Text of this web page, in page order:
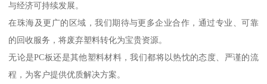
与经济可持续发展。
在珠海及更广的区域，我们期待与更多企业合作，通过专业、可靠
的回收服务，将废弃塑料转化为宝贵资源。
无论是PC板还是其他塑料材料，我们都将以热忱的态度、严谨的流
程，为客户提供优质解决方案。